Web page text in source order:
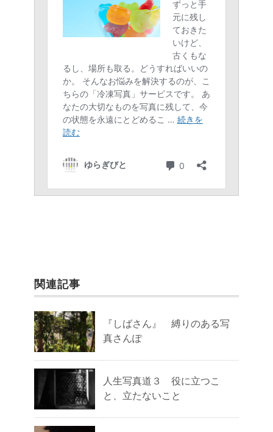
関連記事
『しばさん』 縛りのある写
真さんぽ
人生写真道３ 役に立つこ
と、立たないこと